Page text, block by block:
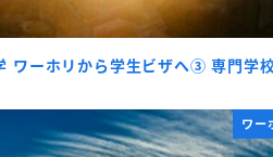
ワーホリから学生ビザへ③ 専門学
ワー